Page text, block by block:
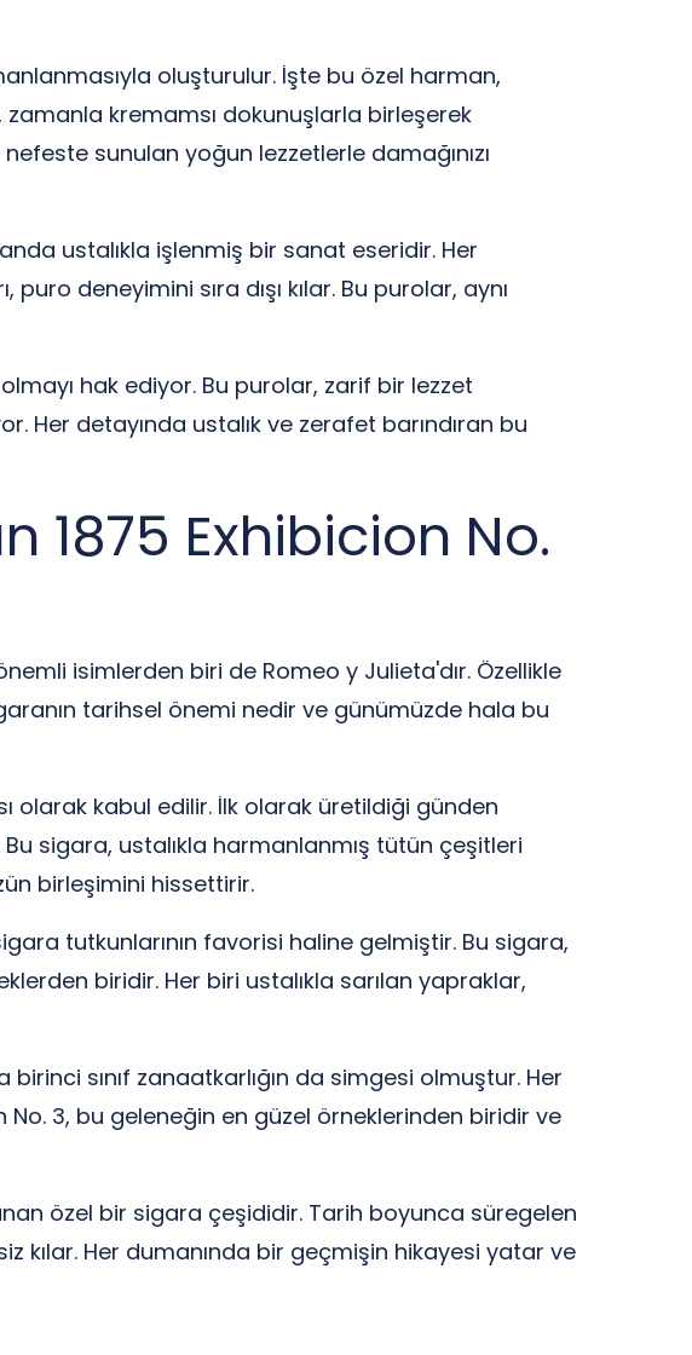
oluşturulur. İşte bu özel harman,
kremamsı dokunuşlarla birleşerek
sunulan yoğun lezzetlerle damağınızı
ustalıkla işlenmiş bir sanat eseridir. Her
deneyimini sıra dışı kılar. Bu purolar, aynı
hak ediyor. Bu purolar, zarif bir lezzet
Her detayında ustalık ve zerafet barındıran bu
1875 Exhibicion No.
isimlerden biri de Romeo y Julieta'dır. Özellikle
tarihsel önemi nedir ve günümüzde hala bu
olarak kabul edilir. İlk olarak üretildiği günden
sigara, ustalıkla harmanlanmış tütün çeşitleri
birleşimini hissettirir.
tutkunlarının favorisi haline gelmiştir. Bu sigara,
biridir. Her biri ustalıkla sarılan yapraklar,
sınıf zanaatkarlığın da simgesi olmuştur. Her
3, bu geleneğin en güzel örneklerinden biridir ve
özel bir sigara çeşididir. Tarih boyunca süregelen
kılar. Her dumanında bir geçmişin hikayesi yatar ve